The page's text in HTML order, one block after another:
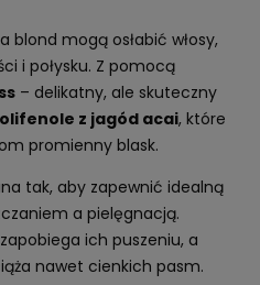
blond mogą osłabić włosy,
i połysku. Z pomocą
– delikatny, ale skuteczny
z jagód acai, które
promienny blask.
tak, aby zapewnić idealną
a pielęgnacją.
ich puszeniu, a
nawet cienkich pasm.